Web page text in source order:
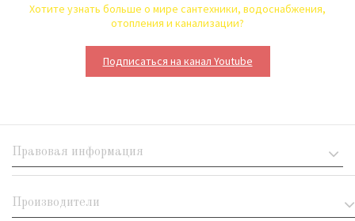
Хотите узнать больше о мире сантехники, водоснабжения,
отопления и канализации?
Подписаться на канал Youtube
Правовая информация
Производители